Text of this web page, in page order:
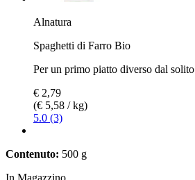
Alnatura
Spaghetti di Farro Bio
Per un primo piatto diverso dal solito
€ 2,79
(€ 5,58 / kg)
5.0 (3)
Contenuto: 500 g
In Magazzino